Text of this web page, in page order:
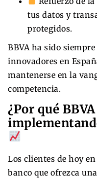
tus datos y
protegidos.
BBVA ha sido
innovadores en
mantenerse en la
competencia.
¿Por qué
Los clientes de hoy
banco que ofrezca